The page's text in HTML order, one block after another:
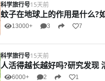
科学旅行号15天前
蚊子在地球上的作用是什么?
13000+ 3 7
科学旅行号15天前
人活得越长越好吗?研究发现
6000+ 2 1